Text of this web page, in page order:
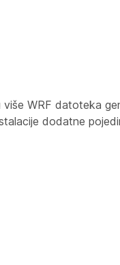
WRF datoteka
dodatne